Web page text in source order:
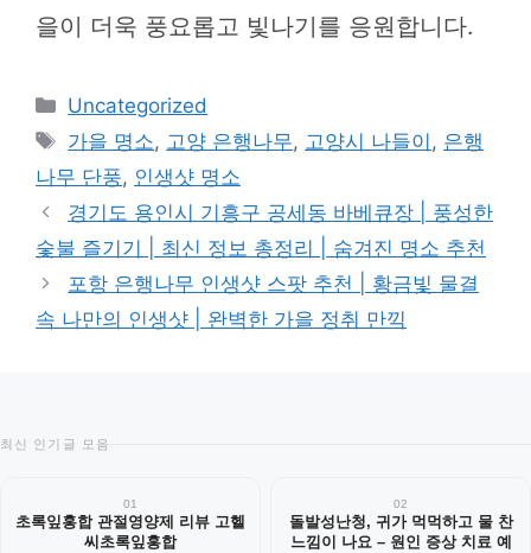
을이 더욱 풍요롭고 빛나기를 응원합니다.
카
테
리
Uncategorized
태
그
가을 명소, 고양 은행나무, 고양시 나들이 , 은행
나무 단풍, 인생샷 명소
경기도 용인시 기흥구 공세동 바베큐장 | 풍성한
숯불 즐기기 | 최신 정보 총정리 | 숨겨진 명소 추천
포항 은행나무 인생샷 스팟 추천 | 황금빛 물결
속 나만의 인생샷 | 완벽한 가을 정취 만끽
최신 인기글 모음
01
초록잎홍합 관절영양제 리뷰 고헬
씨초록잎홍합
02
돌발성난청, 귀가 먹먹하고 물 찬
느낌이 나요 – 원인 증상 치료 예